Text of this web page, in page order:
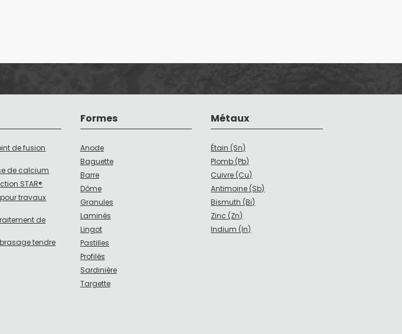
de fusion
de calcium
STAR®
travaux
de
tendre
Formes
Anode
Baguette
Barre
Dôme
Granules
Laminés
Lingot
Pastilles
Profilés
Sardinière
Targette
Métaux
Étain (Sn)
Plomb (Pb)
Cuivre (Cu)
Antimoine (Sb)
Bismuth (Bi)
Zinc (Zn)
Indium (In)